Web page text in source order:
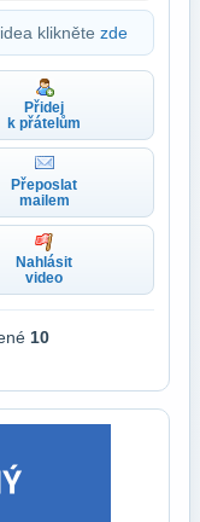
klikněte zde
Přidej
k přátelům
Přeposlat
mailem
Nahlásit
video
10